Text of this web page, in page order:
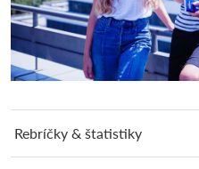
Rebríčky & štatistiky